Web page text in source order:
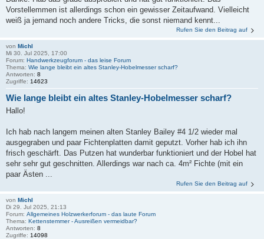
Vorstellemmen ist allerdings schon ein gewisser Zeitaufwand. Vielleicht
weiß ja jemand noch andere Tricks, die sonst niemand kennt...
Rufen Sie den Beitrag auf
von Michl
Mi 30. Jul 2025, 17:00
Forum: Handwerkzeugforum - das leise Forum
Thema: Wie lange bleibt ein altes Stanley-Hobelmesser scharf?
Antworten: 8
Zugriffe: 14623
Wie lange bleibt ein altes Stanley-Hobelmesser scharf?
Hallo!
Ich hab nach langem meinen alten Stanley Bailey #4 1/2 wieder mal
ausgegraben und paar Fichtenplatten damit geputzt. Vorher hab ich ihn
frisch geschärft. Das Putzen hat wunderbar funktioniert und der Hobel hat
sehr sehr gut geschnitten. Allerdings war nach ca. 4m² Fichte (mit ein
paar Ästen ...
Rufen Sie den Beitrag auf
von Michl
Di 29. Jul 2025, 21:13
Forum: Allgemeines Holzwerkerforum - das laute Forum
Thema: Kettenstemmer - Ausreißen vermeidbar?
Antworten: 8
Zugriffe: 14098